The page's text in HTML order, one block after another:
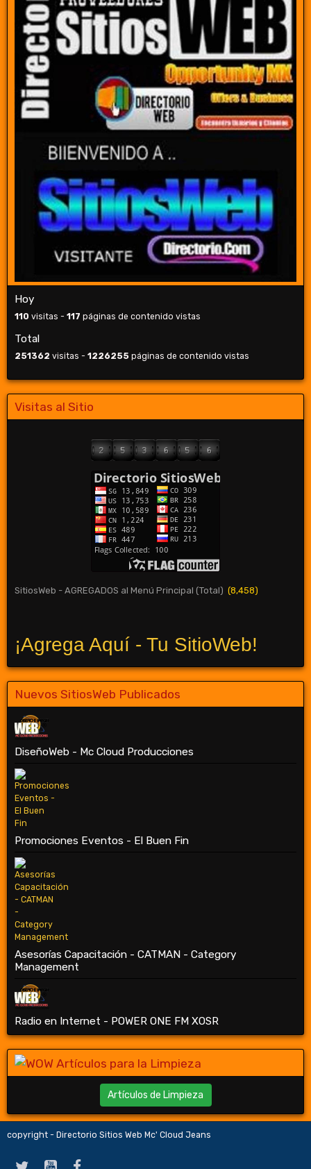
Hoy
110 visitas - 117 páginas de contenido vistas
Total
251362 visitas - 1226255 páginas de contenido vistas
Visitas al Sitio
SitiosWeb - AGREGADOS al Menú Principal (Total) (8,458)
¡Agrega Aquí - Tu SitioWeb!
Nuevos SitiosWeb Publicados
DiseñoWeb - Mc Cloud Producciones
Promociones Eventos - El Buen Fin
Asesorías Capacitación - CATMAN - Category
Management
Radio en Internet - POWER ONE FM XOSR
Artículos de Limpieza
copyright - Directorio Sitios Web Mc' Cloud Jeans